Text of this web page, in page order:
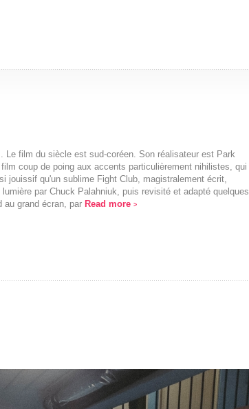
Le film du siècle est sud-coréen. Son réalisateur est Park
coup de poing aux accents particulièrement nihilistes, qui
jouissif qu'un sublime Fight Club, magistralement écrit,
par Chuck Palahniuk, puis revisité et adapté quelques
au grand écran, par Read more >